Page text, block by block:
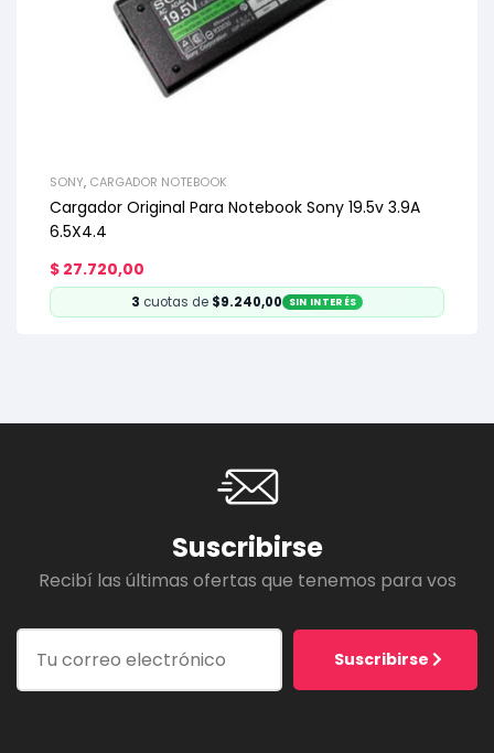
SONY, CARGADOR NOTEBOOK
Cargador Original Para Notebook Sony 19.5v 3.9A
6.5X4.4
$ 27.720,00
3 cuotas de $9.240,00 SIN INTERÉS
Suscribirse
Recibí las últimas ofertas que tenemos para vos
Suscribirse